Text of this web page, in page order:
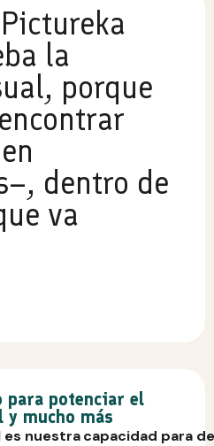
la
porque
dentro de
va
para potenciar el
y mucho más
nuestra capacidad para